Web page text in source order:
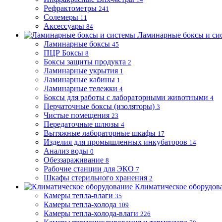
Рефрактометры 241
Солемеры 11
Аксессуары 84
Ламинарные боксы и
Ламинарные боксы 45
ПЦР Боксы 8
Боксы защиты продукта 2
Ламинарные укрытия 1
Ламинарные кабины 1
Ламинарные тележки 4
Боксы для работы с лабораторными животными 4
Перчаточные боксы (изоляторы) 3
Чистые помещения 23
Передаточные шлюзы 4
Вытяжные лабораторные шкафы 17
Изделия для промышленных инкубаторов 14
Анализ воды 0
Обеззараживание 8
Рабочие станции для ЭКО 7
Шкафы стерильного хранения 2
Климатическое
Камеры тепла-влаги 35
Камеры тепла-холода 109
Камеры тепла-холода-влаги 226